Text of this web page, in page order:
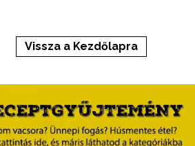
Vissza a Kezdőlapra